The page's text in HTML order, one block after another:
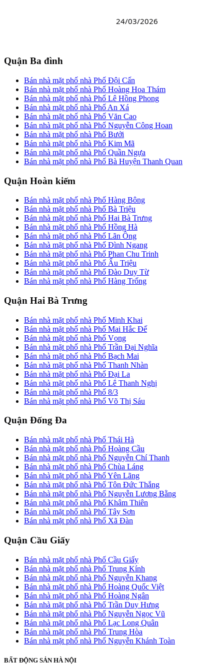
24/03/2026
Quận Ba đình
Bán nhà mặt phố nhà Phố Đội Cấn
Bán nhà mặt phố nhà Phố Hoàng Hoa Thám
Bán nhà mặt phố nhà Phố Lê Hồng Phong
Bán nhà mặt phố nhà Phố An Xá
Bán nhà mặt phố nhà Phố Văn Cao
Bán nhà mặt phố nhà Phố Nguyễn Công Hoan
Bán nhà mặt phố nhà Phố Bưởi
Bán nhà mặt phố nhà Phố Kim Mã
Bán nhà mặt phố nhà Phố Quần Ngựa
Bán nhà mặt phố nhà Phố Bà Huyện Thanh Quan
Quận Hoàn kiếm
Bán nhà mặt phố nhà Phố Hàng Bông
Bán nhà mặt phố nhà Phố Bà Triệu
Bán nhà mặt phố nhà Phố Hai Bà Trưng
Bán nhà mặt phố nhà Phố Hồng Hà
Bán nhà mặt phố nhà Phố Lãn Ông
Bán nhà mặt phố nhà Phố Đình Ngang
Bán nhà mặt phố nhà Phố Phan Chu Trinh
Bán nhà mặt phố nhà Phố Ấu Triệu
Bán nhà mặt phố nhà Phố Đào Duy Từ
Bán nhà mặt phố nhà Phố Hàng Trống
Quận Hai Bà Trưng
Bán nhà mặt phố nhà Phố Minh Khai
Bán nhà mặt phố nhà Phố Mai Hắc Đế
Bán nhà mặt phố nhà Phố Vọng
Bán nhà mặt phố nhà Phố Trần Đại Nghĩa
Bán nhà mặt phố nhà Phố Bạch Mai
Bán nhà mặt phố nhà Phố Thanh Nhàn
Bán nhà mặt phố nhà Phố Đại La
Bán nhà mặt phố nhà Phố Lê Thanh Nghị
Bán nhà mặt phố nhà Phố 8/3
Bán nhà mặt phố nhà Phố Võ Thị Sáu
Quận Đống Đa
Bán nhà mặt phố nhà Phố Thái Hà
Bán nhà mặt phố nhà Phố Hoàng Cầu
Bán nhà mặt phố nhà Phố Nguyễn Chí Thanh
Bán nhà mặt phố nhà Phố Chùa Láng
Bán nhà mặt phố nhà Phố Yên Lãng
Bán nhà mặt phố nhà Phố Tôn Đức Thắng
Bán nhà mặt phố nhà Phố Nguyễn Lương Bằng
Bán nhà mặt phố nhà Phố Khâm Thiên
Bán nhà mặt phố nhà Phố Tây Sơn
Bán nhà mặt phố nhà Phố Xã Đàn
Quận Cầu Giấy
Bán nhà mặt phố nhà Phố Cầu Giấy
Bán nhà mặt phố nhà Phố Trung Kính
Bán nhà mặt phố nhà Phố Nguyễn Khang
Bán nhà mặt phố nhà Phố Hoàng Quốc Việt
Bán nhà mặt phố nhà Phố Hoàng Ngân
Bán nhà mặt phố nhà Phố Trần Duy Hưng
Bán nhà mặt phố nhà Phố Nguyễn Ngọc Vũ
Bán nhà mặt phố nhà Phố Lạc Long Quân
Bán nhà mặt phố nhà Phố Trung Hòa
Bán nhà mặt phố nhà Phố Nguyễn Khánh Toàn
BẤT ĐỘNG SẢN HÀ NỘI